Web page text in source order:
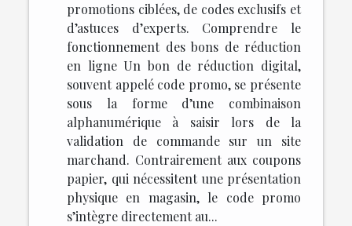
promotions ciblées, de codes exclusifs et
d’astuces d’experts. Comprendre le
fonctionnement des bons de réduction
en ligne Un bon de réduction digital,
souvent appelé code promo, se présente
sous la forme d’une combinaison
alphanumérique à saisir lors de la
validation de commande sur un site
marchand. Contrairement aux coupons
papier, qui nécessitent une présentation
physique en magasin, le code promo
s’intègre directement au...